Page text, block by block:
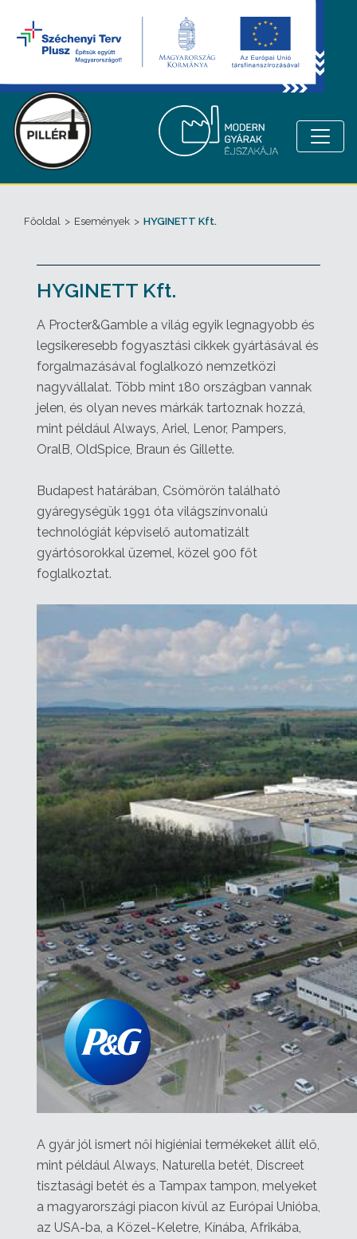
Főoldal > Események > HYGINETT Kft.
HYGINETT Kft.
A Procter&Gamble a világ egyik legnagyobb és
legsikeresebb fogyasztási cikkek gyártásával és
forgalmazásával foglalkozó nemzetközi
nagyvállalat. Több mint 180 országban vannak
jelen, és olyan neves márkák tartoznak hozzá,
mint például Always, Ariel, Lenor, Pampers,
OralB, OldSpice, Braun és Gillette.
Budapest határában, Csömörön található
gyáregységük 1991 óta világszínvonalú
technológiát képviselő automatizált
gyártósorokkal üzemel, közel 900 főt
foglalkoztat.
A gyár jól ismert női higiéniai termékeket állít elő,
mint például Always, Naturella betét, Discreet
tisztasági betét és a Tampax tampon, melyeket
a magyarországi piacon kívül az Európai Unióba,
az USA-ba, a Közel-Keletre, Kínába, Afrikába,